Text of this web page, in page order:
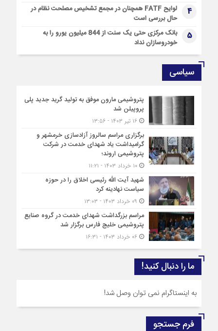
1 روز قبل
پیام مدیرعامل شركت صنایع پتروشیمی مسجدسلیمان به مناسبت
گرامیداشت روز خبرنگار
مدیرعامل پتروشیمی تبریز: نقش خبرنگاران در توسعه و تعالی
جامعه، اثرگذار و ماندگار است
4
لوایح FATF همچنان در مجمع تشخیص مصلحت نظام در
حال بررسی است
5
بانک مرکزی حتی یک سنت از 844 میلیون یورو را به
خودروسازان نداد
سیاسی
پتروشیمی مارون موفق به تولید گرید جدید پلی
پروپیلن شد
۱۶ تیر ۱۴۰۳ - ۱۳:۵۶
برگزاری مراسم سالروز آزادسازی خرمشهر و
گرامیداشت یاد شهدای خدمت در شرکت
پتروشیمی اروند؛
۱۰ خرداد ۱۴۰۳ - ۱۱:۲۱
شهید آیت الله رئیسی اخلاق را در حوزه
سیاست نهادینه کرد
مراسم بزرگداشت شهدای خدمت در گروه صنایع
پتروشیمی خلیج فارس برگزار شد
۰۶ خرداد ۱۴۰۳ - ۱۶:۳۱
ما را دنبال کنید!
به اینستاگرام نمی توان وصل شد!
فرم جستجو